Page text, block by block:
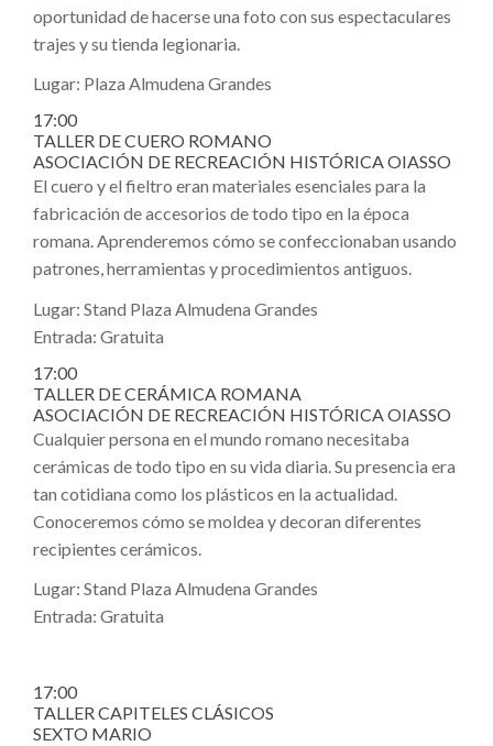
oportunidad de hacerse una foto con sus espectaculares
trajes y su tienda legionaria.
Lugar: Plaza Almudena Grandes
17:00
TALLER DE CUERO ROMANO
ASOCIACIÓN DE RECREACIÓN HISTÓRICA OIASSO
El cuero y el fieltro eran materiales esenciales para la
fabricación de accesorios de todo tipo en la época
romana. Aprenderemos cómo se confeccionaban usando
patrones, herramientas y procedimientos antiguos.
Lugar: Stand Plaza Almudena Grandes
Entrada: Gratuita
17:00
TALLER DE CERÁMICA ROMANA
ASOCIACIÓN DE RECREACIÓN HISTÓRICA OIASSO
Cualquier persona en el mundo romano necesitaba
cerámicas de todo tipo en su vida diaria. Su presencia era
tan cotidiana como los plásticos en la actualidad.
Conoceremos cómo se moldea y decoran diferentes
recipientes cerámicos.
Lugar: Stand Plaza Almudena Grandes
Entrada: Gratuita
17:00
TALLER CAPITELES CLÁSICOS
SEXTO MARIO